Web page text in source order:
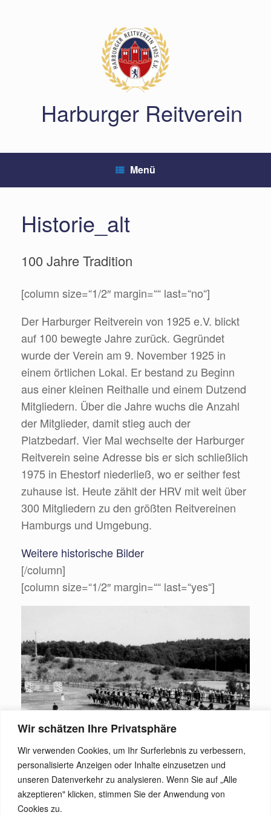
Wir schätzen Ihre Privatsphäre
Wir verwenden Cookies, um Ihr Surferlebnis zu verbessern,
personalisierte Anzeigen oder Inhalte einzusetzen und
unseren Datenverkehr zu analysieren. Wenn Sie auf „Alle
akzeptieren" klicken, stimmen Sie der Anwendung von
Cookies zu.
Harburger Reitverein
Menü
Historie_alt
100 Jahre Tradition
[column size=“1/2″ margin=““ last=“no“]
Der Harburger Reitverein von 1925 e.V. blickt
auf 100 bewegte Jahre zurück. Gegründet
wurde der Verein am 9. November 1925 in
einem örtlichen Lokal. Er bestand zu Beginn
aus einer kleinen Reithalle und einem Dutzend
Mitgliedern. Über die Jahre wuchs die Anzahl
der Mitglieder, damit stieg auch der
Platzbedarf. Vier Mal wechselte der Harburger
Reitverein seine Adresse bis er sich schließlich
1975 in Ehestorf niederließ, wo er seither fest
zuhause ist. Heute zählt der HRV mit weit über
300 Mitgliedern zu den größten Reitvereinen
Hamburgs und Umgebung.
Weitere historische Bilder
[/column]
[column size=“1/2″ margin=““ last=“yes“]
[/column]